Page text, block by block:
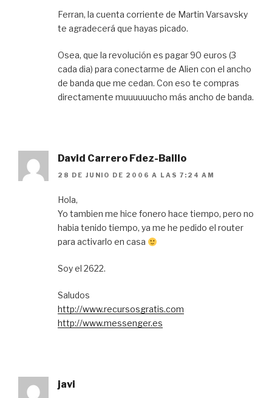
Ferran, la cuenta corriente de Martin Varsavsky
te agradecerá que hayas picado.
Osea, que la revolución es pagar 90 euros (3
cada dia) para conectarme de Alien con el ancho
de banda que me cedan. Con eso te compras
directamente muuuuuucho más ancho de banda.
David Carrero Fdez-Baillo
28 DE JUNIO DE 2006 A LAS 7:24 AM
Hola,
Yo tambien me hice fonero hace tiempo, pero no
habia tenido tiempo, ya me he pedido el router
para activarlo en casa
Soy el 2622.
Saludos
http://www.recursosgratis.com
http://www.messenger.es
javi